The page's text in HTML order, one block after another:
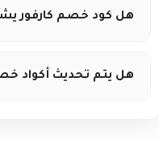
لا، يسمح باستخدام
هل كود خصم كارفور
في بعض الحالات لا
هل يتم تحديث أكواد